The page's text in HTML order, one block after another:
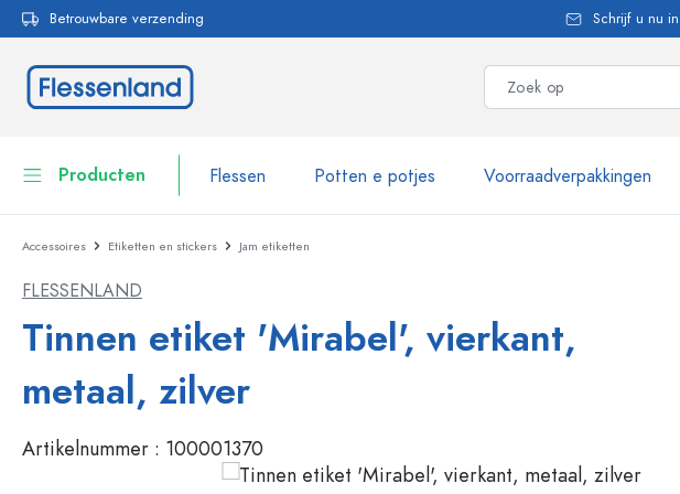
Ga naar de hoofdnavigatie
Betrouwbare verzending Schrijf u nu
Producten Flessen Potten e potjes Voorraadverpakkingen
Flessen
Voorraadverpakkingen
Servies
Cosmetische verpakkingen
Flessen per merk
WECK flessen
Beugelflessen
Sprayflessen
Accessoires Etiketten en stickers Jam etiketten
FLESSENLAND
Tinnen etiket 'Mirabel', vierkant,
metaal, zilver
Artikelnummer : 100001370